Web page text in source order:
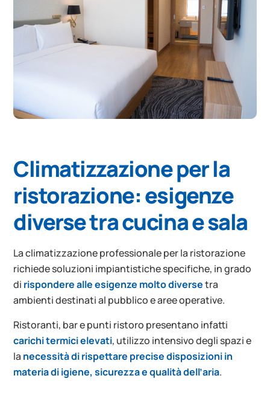
Climatizzazione per la
ristorazione: esigenze
diverse tra cucina e sala
La climatizzazione professionale per la ristorazione
richiede soluzioni impiantistiche specifiche, in grado
di rispondere alle esigenze molto diversetra
ambienti destinati al pubblico e aree operative.
Ristoranti, bar e punti ristoro presentano infatti
carichi termici elevati, utilizzo intensivo degli spazi e
la necessità di rispettare precise disposizioni in
materia di igiene, sicurezza e qualità dell’aria.